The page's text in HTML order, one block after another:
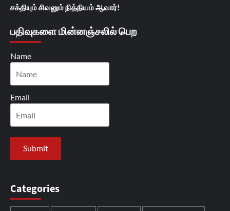
சக்தியும் சிவனும் நித்தியம் ஆவார்!
பதிவுகளை மின்னஞ்சலில் பெற
Name
Email
Categories